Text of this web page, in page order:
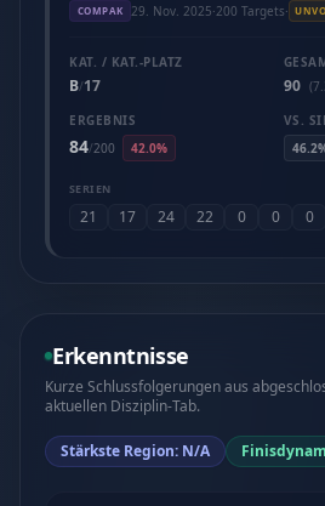
COMPAK 29. Nov. 2025·200 Targets·
KAT. / KAT.-PLATZ
B/17 90
ERGEBNIS
84/200 42.0%
VS.
SERIEN
21 17 24 22 0 0 0
Erkenntnisse
Kurze Schlussfolgerungen aus
aktuellen Disziplin-Tab.
Stärkste Region: N/A